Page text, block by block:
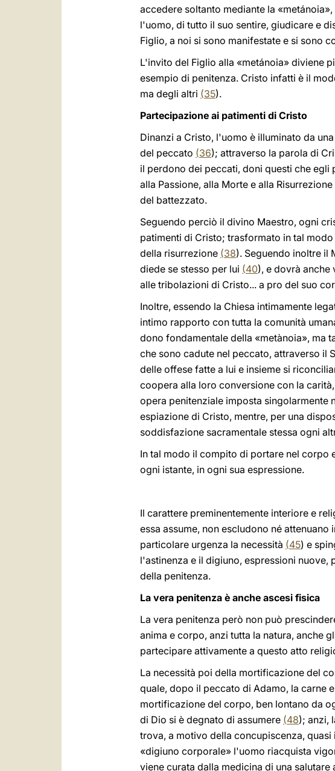
accedere soltanto mediante la
l'uomo, di tutto il suo sentire, giudicare e
Figlio, a noi si sono manifestate e si sono
L'invito del Figlio alla «metánoia» diviene
esempio di penitenza. Cristo infatti è il
ma degli altri (35).
Partecipazione ai patimenti di Cristo
Dinanzi a Cristo, l'uomo è illuminato da
del peccato (36); attraverso la parola di
il perdono dei peccati, doni questi che egli
alla Passione, alla Morte e alla
del battezzato.
Seguendo perciò il divino Maestro, ogni
patimenti di Cristo; trasformato in tal
della risurrezione (38). Seguendo inoltre il
diede se stesso per lui (40), e dovrà anche
alle tribolazioni di Cristo... a pro del suo
Inoltre, essendo la Chiesa intimamente
intimo rapporto con tutta la comunità
dono fondamentale della «metànoia», ma
che sono cadute nel peccato, attraverso il
delle offese fatte a lui e insieme si
coopera alla loro conversione con la
opera penitenziale imposta singolarmente
espiazione di Cristo, mentre, per una
soddisfazione sacramentale stessa ogni
In tal modo il compito di portare nel corpo
ogni istante, in ogni sua espressione.
Il carattere preminentemente interiore e
essa assume, non escludono né
particolare urgenza la necessità (45) e
l'astinenza e il digiuno, espressioni
della penitenza.
La vera penitenza è anche ascesi fisica
La vera penitenza però non può
anima e corpo, anzi tutta la natura, anche
partecipare attivamente a questo atto
La necessità poi della mortificazione del
quale, dopo il peccato di Adamo, la carne
mortificazione del corpo, ben lontano da
di Dio si è degnato di assumere (48); anzi,
trova, a motivo della concupiscenza, quasi
«digiuno corporale» l'uomo riacquista
viene curata dalla medicina di una salutare